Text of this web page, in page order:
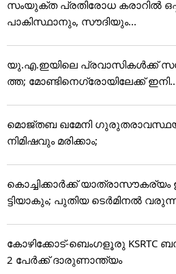
സംയുക്ത പ്രതിരോധ കരാറിൽ
പാകിസ്ഥാനും, സൗദിയും...
യു.എ.ഇയിലെ പ്രവാസികൾക്ക്
ത്ത; മോണ്ടിനെഗ്രോയിലേക്ക് ഇനി..
മൊജ്തബ ഖമേനി
നിമിഷവും മരിക്കാം;
കൊച്ചിക്കാർക്ക് യാത്രാസൗകര്യം
ട്ടിയാകും; പുതിയ ടെർമിനൽ
കോഴിക്കോട്-ബെംഗളൂരു KSRTC
2 പേർക്ക് ദാരുണാന്ത്യം